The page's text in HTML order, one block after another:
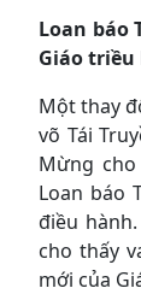
Loan báo
Giáo triều
Một thay
võ Tái
Mừng
Loan báo
điều
cho thấy
mới của